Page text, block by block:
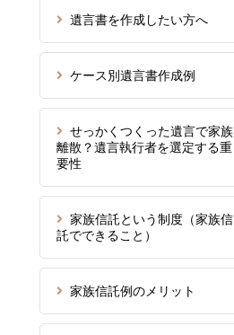
遺言書を作成したい方へ
ケース別遺言書作成例
せっかくつくった遺言で家族
離散？遺言執行者を選定する重
要性
家族信託という制度（家族信
託でできること）
家族信託例のメリット